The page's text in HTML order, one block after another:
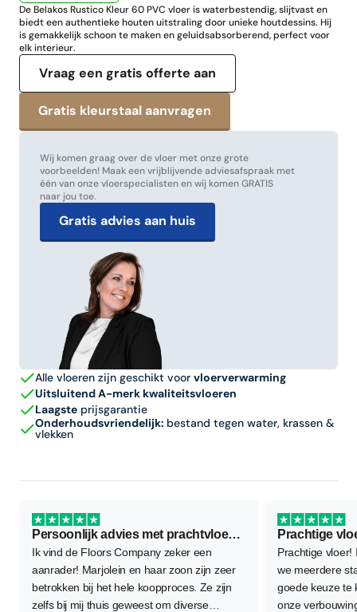
De Belakos Rustico Kleur 60 PVC vloer is waterbestendig, slijtvast en
biedt een authentieke houten uitstraling door unieke houtdessins. Hij
is gemakkelijk schoon te maken en geluidsabsorberend, perfect voor
elk interieur.
Vraag een gratis offerte aan
Wij komen graag over de vloer met onze grote
voorbeelden! Maak een vrijblijvende adviesafspraak met
één van onze vloerspecialisten en wij komen GRATIS
naar jou toe.
Gratis advies aan huis
Alle vloeren zijn geschikt voor vloerverwarming
Uitsluitend A-merk kwaliteitsvloeren
Laagste prijsgarantie
Onderhoudsvriendelijk: bestand tegen water, krassen &
vlekken
Persoonlijk advies met prachtvloer als resultaat
Ik vind de Floors Company zeker een
aanrader! Marjolein en haar zoon zijn zeer
betrokken bij het hele koopproces. Ze zijn
zelfs bij mij thuis geweest om diverse
Prachtige
Prachtige vloer!
we meerdere
goede keuze te
onze